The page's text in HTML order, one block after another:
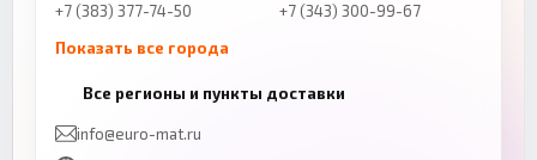
+7 (383) 377-74-50
+7 (343) 300-99-67
Показать все города
+7 (843) 206-01-30
Челябинск
Все регионы и пункты доставки
info@euro-mat.ru